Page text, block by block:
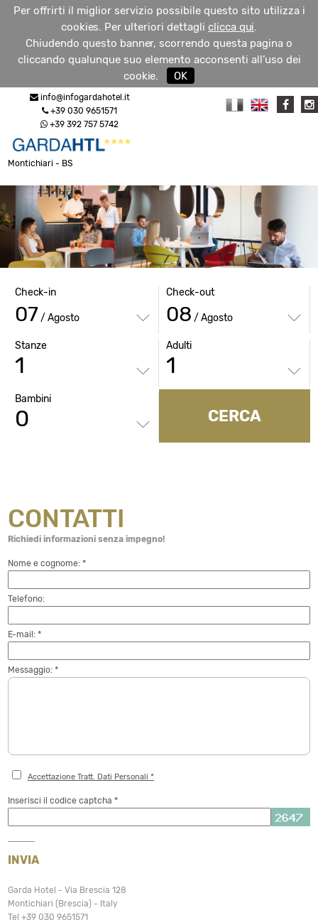
Per offrirti il miglior servizio possibile questo sito utilizza i
cookies. Per ulteriori dettagli clicca qui.
Chiudendo questo banner, scorrendo questa pagina o
cliccando qualunque suo elemento acconsenti all’uso dei
cookie.
OK
Montichiari - BS
info@infogardahotel.it
+39 030 9651571
+39 392 757 5742
Check-in
07 / Agosto
Check-out
08 / Agosto
Stanze Adulti
Bambini
CERCA
Garda Hotel - Via Brescia 128
Montichiari (Brescia) - Italy
Tel +39 030 9651571
CONTATTI
Richiedi informazioni senza impegno!
Nome e cognome: *
Telefono:
E-mail: *
Messaggio: *
Accettazione Tratt. Dati Personali *
Inserisci il codice captcha *
INVIA